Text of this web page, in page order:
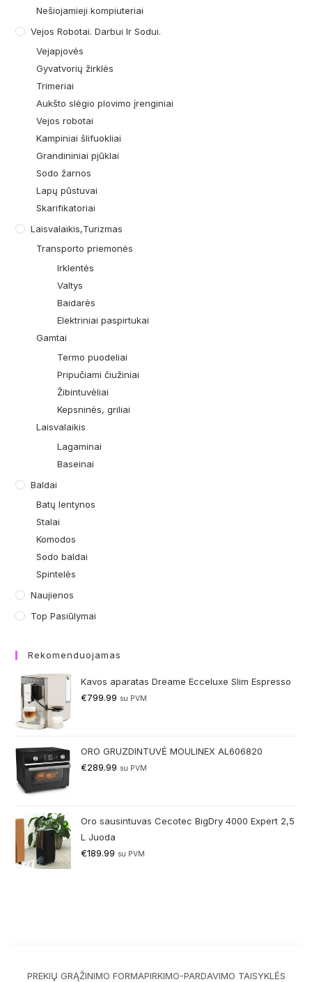
Nešiojamieji kompiuteriai
Vejos Robotai. Darbui Ir Sodui.
Vejapjovės
Gyvatvorių žirklės
Trimeriai
Aukšto slėgio plovimo įrenginiai
Vejos robotai
Kampiniai šlifuokliai
Grandininiai pjūklai
Sodo žarnos
Lapų pūstuvai
Skarifikatoriai
Laisvalaikis,turizmas
Transporto priemonės
Irklentės
Valtys
Baidarės
Elektriniai paspirtukai
Gamtai
Termo puodeliai
Pripučiami čiužiniai
Žibintuvėliai
Kepsninės, griliai
Laisvalaikis
Lagaminai
Baseinai
Baldai
Batų lentynos
Stalai
Komodos
Sodo baldai
Spintelės
Naujienos
Top Pasiūlymai
Rekomenduojamas
Kavos aparatas Dreame Ecceluxe Slim Espresso
€799.99 su PVM
ORO GRUZDINTUVĖ MOULINEX AL606820
€289.99 su PVM
Oro sausintuvas Cecotec BigDry 4000 Expert 2,5
L Juoda
€189.99 su PVM
PREKIŲ GRĄŽINIMO FORMAPIRKIMO-PARDAVIMO TAISYKLĖS